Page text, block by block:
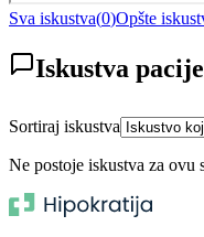
Sva iskustva(0)Opšte
Iskustva
Sortiraj iskustva
Ne postoje iskustva za ovu